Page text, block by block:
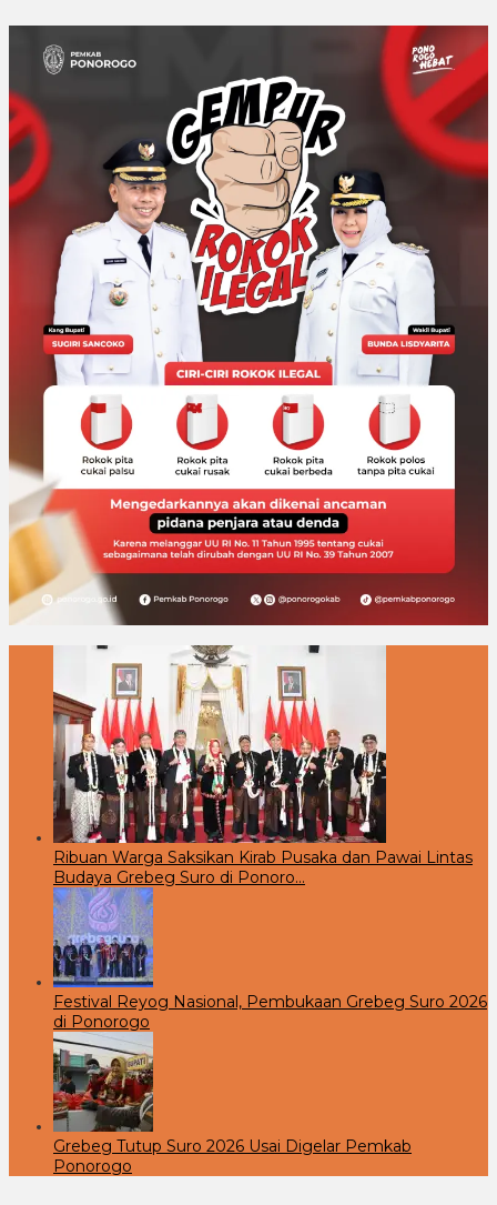
Ribuan Warga Saksikan Kirab Pusaka dan Pawai Lintas
Budaya Grebeg Suro di Ponoro…
Festival Reyog Nasional, Pembukaan Grebeg Suro 2026
di Ponorogo
Grebeg Tutup Suro 2026 Usai Digelar Pemkab
Ponorogo